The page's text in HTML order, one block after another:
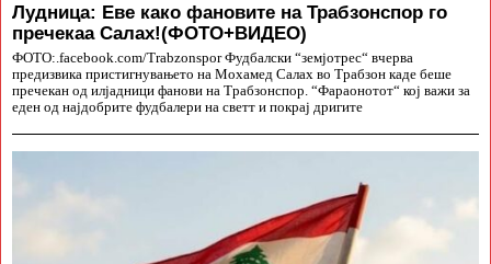
Лудница: Еве како фановите на Трабзонспор го
пречекаа Салах!(ФОТО+ВИДЕО)
ФОТО:.facebook.com/Trabzonspor Фудбалски “земјотрес“ вчерва
предизвика пристигнувањето на Мохамед Салах во Трабзон каде беше
пречекан од илјадници фанови на Трабзонспор. “Фараонотот“ кој важи за
еден од најдобрите фудбалери на светт и покрај дригите